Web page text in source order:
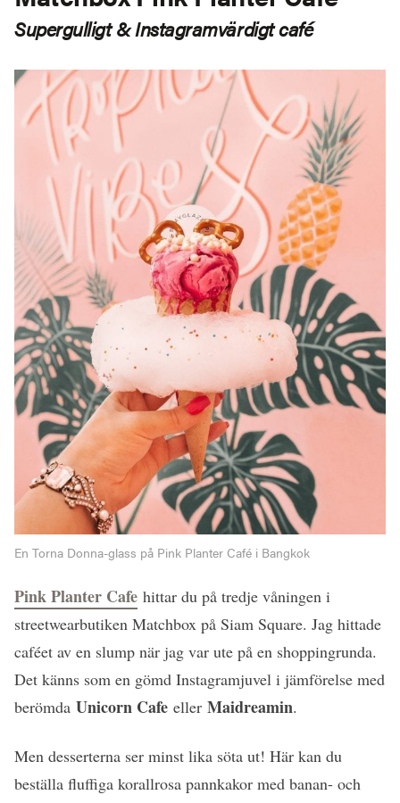
Supergulligt & Instagramvärdigt café
En Torna Donna-glass på Pink Planter Café i Bangkok
Pink Planter Cafe hittar du på tredje våningen i
streetwearbutiken Matchbox på Siam Square. Jag hittade
caféet av en slump när jag var ute på en shoppingrunda.
Det känns som en gömd Instagramjuvel i jämförelse med
berömda Unicorn Cafe eller Maidreamin.
Men desserterna ser minst lika söta ut! Här kan du
beställa fluffiga korallrosa pannkakor med banan- och